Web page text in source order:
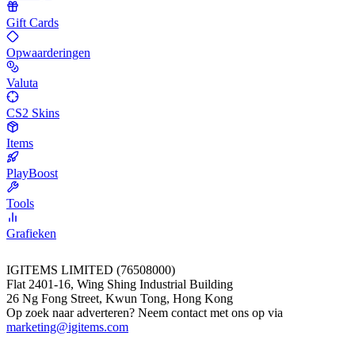
Gift Cards
Opwaarderingen
Valuta
CS2 Skins
Items
PlayBoost
Tools
Grafieken
IGITEMS LIMITED (76508000)
Flat 2401-16, Wing Shing Industrial Building
26 Ng Fong Street, Kwun Tong, Hong Kong
Op zoek naar adverteren? Neem contact met ons op via
marketing@igitems.com